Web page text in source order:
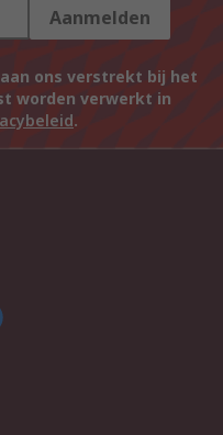
Aanmelden
ons verstrekt bij het
worden verwerkt in
.